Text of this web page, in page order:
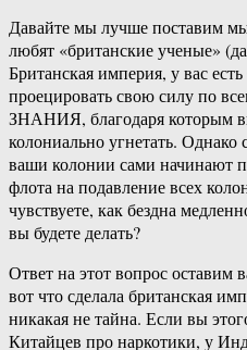
Давайте мы лучше поставим
любят «британские ученые»
Британская империя, у вас
проецировать свою силу по
ЗНАНИЯ, благодаря которым
колониально угнетать. Однако
ваши колонии сами начинают
флота на подавление всех
чувствуете, как бездна
вы будете делать?
Ответ на этот вопрос оставим
вот что сделала британская
никакая не тайна. Если вы
Китайцев про наркотики, у